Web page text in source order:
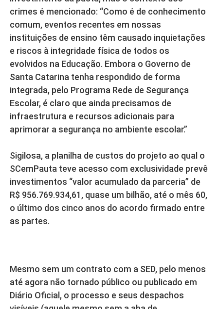
crimes é mencionado: “Como é de conhecimento
comum, eventos recentes em nossas
instituições de ensino têm causado inquietações
e riscos à integridade física de todos os
evolvidos na Educação. Embora o Governo de
Santa Catarina tenha respondido de forma
integrada, pelo Programa Rede de Segurança
Escolar, é claro que ainda precisamos de
infraestrutura e recursos adicionais para
aprimorar a segurança no ambiente escolar.”
Sigilosa, a planilha de custos do projeto ao qual o
SCemPauta teve acesso com exclusividade prevê
investimentos “valor acumulado da parceria” de
R$ 956.769.934,61, quase um bilhão, até o mês 60,
o último dos cinco anos do acordo firmado entre
as partes.
Mesmo sem um contrato com a SED, pelo menos
até agora não tornado público ou publicado em
Diário Oficial, o processo e seus despachos